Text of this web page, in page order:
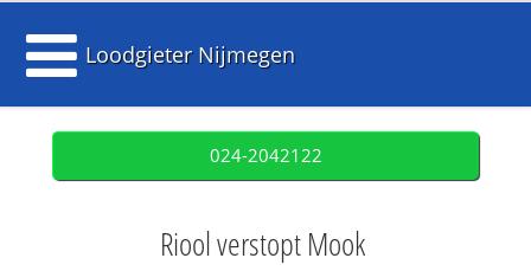
Loodgieter Nijmegen
024-2042122
Riool verstopt Mook